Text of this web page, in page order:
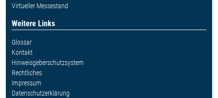
Virtueller Messestand
Weitere Links
Glossar
Kontakt
Hinweisgeberschutzsystem
Rechtliches
Impressum
Datenschutzerklärung